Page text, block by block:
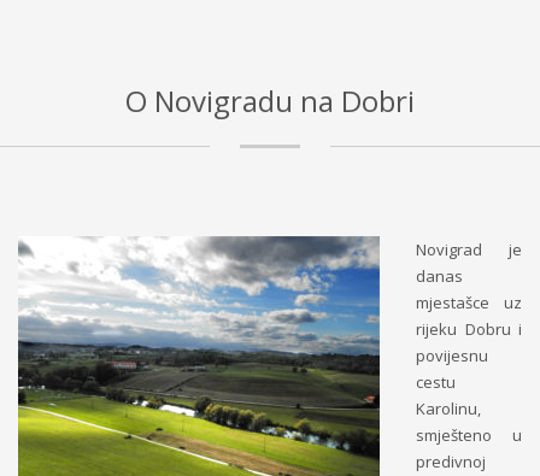
O Novigradu na Dobri
Novigrad je
danas
mjestašce uz
rijeku Dobru i
povijesnu
cestu
Karolinu,
smješteno u
predivnoj